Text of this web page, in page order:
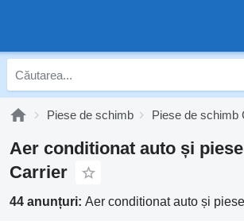
Piese de schimb Piese de schimb
Aer conditionat auto și
Carrier
44 anunțuri: Aer conditionat auto și